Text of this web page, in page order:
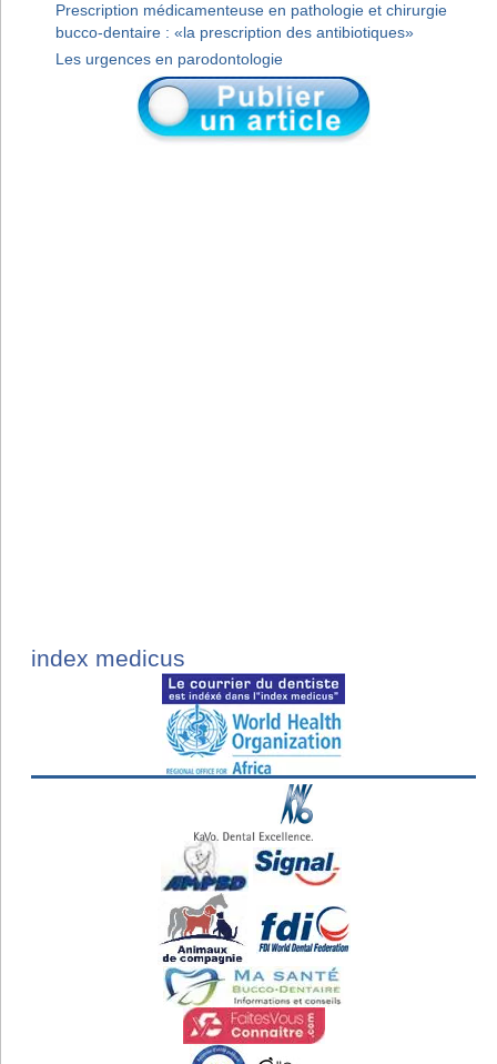
Prescription médicamenteuse en pathologie et chirurgie
bucco-dentaire : «la prescription des antibiotiques»
Les urgences en parodontologie
index medicus